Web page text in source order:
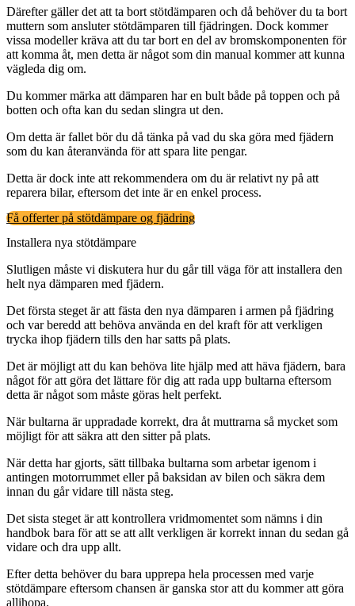
Därefter gäller det att ta bort stötdämparen och då behöver du ta bort
muttern som ansluter stötdämparen till fjädringen. Dock kommer
vissa modeller kräva att du tar bort en del av bromskomponenten för
att komma åt, men detta är något som din manual kommer att kunna
vägleda dig om.
Du kommer märka att dämparen har en bult både på toppen och på
botten och ofta kan du sedan slingra ut den.
Om detta är fallet bör du då tänka på vad du ska göra med fjädern
som du kan återanvända för att spara lite pengar.
Detta är dock inte att rekommendera om du är relativt ny på att
reparera bilar, eftersom det inte är en enkel process.
Få offerter på stötdämpare og fjädring
Installera nya stötdämpare
Slutligen måste vi diskutera hur du går till väga för att installera den
helt nya dämparen med fjädern.
Det första steget är att fästa den nya dämparen i armen på fjädring
och var beredd att behöva använda en del kraft för att verkligen
trycka ihop fjädern tills den har satts på plats.
Det är möjligt att du kan behöva lite hjälp med att häva fjädern, bara
något för att göra det lättare för dig att rada upp bultarna eftersom
detta är något som måste göras helt perfekt.
När bultarna är uppradade korrekt, dra åt muttrarna så mycket som
möjligt för att säkra att den sitter på plats.
När detta har gjorts, sätt tillbaka bultarna som arbetar igenom i
antingen motorrummet eller på baksidan av bilen och säkra dem
innan du går vidare till nästa steg.
Det sista steget är att kontrollera vridmomentet som nämns i din
handbok bara för att se att allt verkligen är korrekt innan du sedan gå
vidare och dra upp allt.
Efter detta behöver du bara upprepa hela processen med varje
stötdämpare eftersom chansen är ganska stor att du kommer att göra
allihopa.